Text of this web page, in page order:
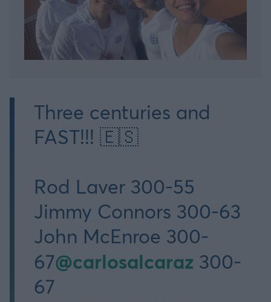
Three centuries and
FAST!!! 🇪🇸
Rod Laver 300-55
Jimmy Connors 300-63
John McEnroe 300-
67@carlosalcaraz 300-
67